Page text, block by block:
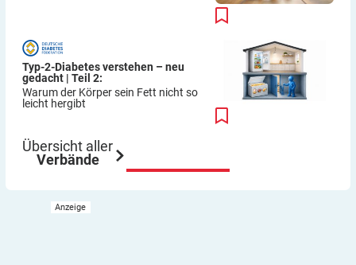
Typ-2-Diabetes verstehen – neu
gedacht | Teil 2:
Warum der Körper sein Fett nicht so
leicht hergibt
Übersicht aller
Verbände